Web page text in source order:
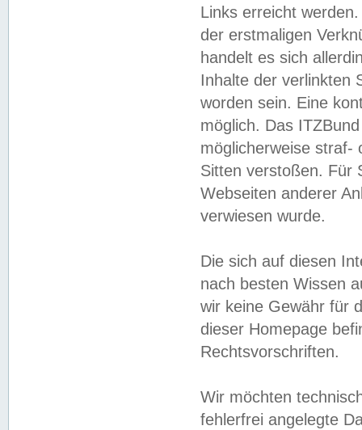
Links erreicht
der erstmaligen
handelt es sich
Inhalte der verlinkten
worden sein. Eine
möglich. Das
möglicherweise straf-
Sitten verstoßen. Für
Webseiten anderer
verwiesen wurde.
Die sich auf diesen
nach besten Wissen
wir keine Gewähr für
dieser Homepage
Rechtsvorschriften.
Wir möchten
fehlerfrei angelegte